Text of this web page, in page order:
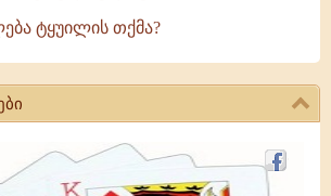
ტყუილის თქმა?